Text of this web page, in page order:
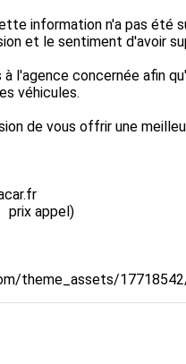
information n'a pas été
et le sentiment d'avoir
l'agence concernée afin
véhicules.
de vous offrir une
prix appel)
theme_assets/